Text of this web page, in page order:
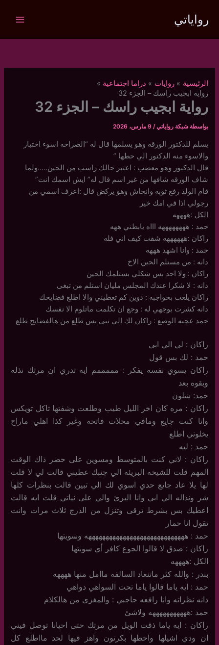
المحتوى
رواياتي
الرئيسية روايات
دراما اجتماعية
رواية ابجيب راسك – الجزء 32
رواية ابجيب راسك – الجزء 32
بواسطة شبكة رواياتي/ 9 مارس، 2026
يسلم للدكتور الورقه وهو يسلمها قال له “الصراحه اسوء اختبار
والاسوء منه الدكتور الي حطها ”
قال الدكتور وهو معصب : اعتبر حالك راسب من الحين…..ولما
شاف الورقه شافها من غير اسم قال له” ايش اسمك انت”
قام الولد رفع ثوبه وانحاش وهو يركض قال :اعرف اسمي من
رجولي اذا في امك خير
الكل :ههههه
حمد : ههههههههه اااه يابطني ههه
راكان :ههههههه شفت كيف اني فله
حمد : وانا اشهد هههه
دانه : من مستلم الحين الاخ
راكان : ولا احد بس شكلي بستلمك الحين
دانه : لا شكرا عندك المجلس مليان استلم من تبغى
راكان يلعب بحواجبه : دوين كم تعطيني والا اطلع فضايحك
دانه كشرت بوجهي له : وجع ان تكلمت ماتلوم الا نفسك
حمد عجبه الوضع : راكان لك الي تبي بس طلع من هالفضايح طلع
راكان : لي الي ابي
حمد : لك بس قول
راكان يسوي نفسه يفكر : مممممم ايه تدري ان مرتك نذله
وبقوه بعد
حمد: شلون
راكان : مره كان اخر الليل طيب وطلعت وشفتها تاكل تويكس
وانا كنت جايع ومافي محلات فاتحه وغير كذا اهلي ماراح
يخلوني اطلع
حمد : ليه
راكان : لاني كنت بالمتوسط ومسوين على حضر ذاك الوقت
المهم قلت للشيخه البريئه الي جنبك عطيني قالت لي لا قلت
لها يلا عاد جايع حدي اسوي لك الي تبين قالت بنظرات كلها
شر ونذاله الي ابي وانا البرئ والي على نياتي قلت ايه قالت
اعطيك بس بشرط ترقى وتنزل من الدرج ثلاث مرات وانت
تقول انا حمار
حمد : هههههههههههههههههههههههههههههه وسويتها
راكان : صدق لا قالوا الجوع كافر أي سويتها
الكل :ههههه
بندر : والله كثر ماتنعاد السالفه ماامل منها ههههه
حمد : ايه ياما قالوا ياما تحت السواهي دواهي
دانه نظراته وانا رافعه حاجبي : والمغزى من هالكلام
حمد :هههههههههههه ولاشئ
راكان : ايه ياما ذقت الويل من مرتك حتى احيانا توصل فيني
ان ودي اشيلها واحطها بكرتون واهز فيها لحد مااطلع كل